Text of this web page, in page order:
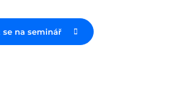
se na seminář